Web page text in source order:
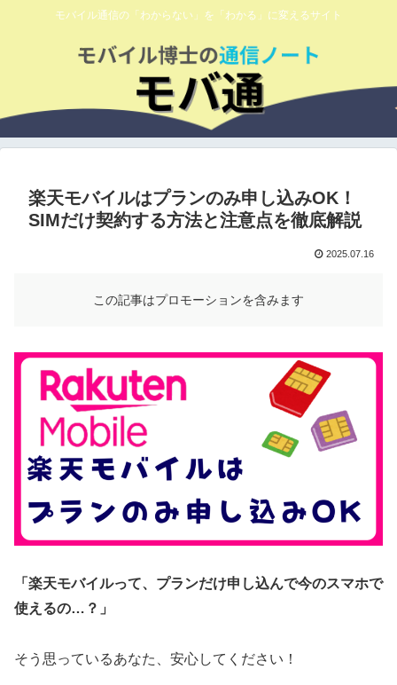
モバイル通信の「わからない」を「わかる」に変えるサイト
楽天モバイルはプランのみ申し込みOK！
SIMだけ契約する方法と注意点を徹底解説
2025.07.16
この記事はプロモーションを含みます
「楽天モバイルって、プランだけ申し込んで今のスマホで
使えるの…？」
そう思っているあなた、安心してください！